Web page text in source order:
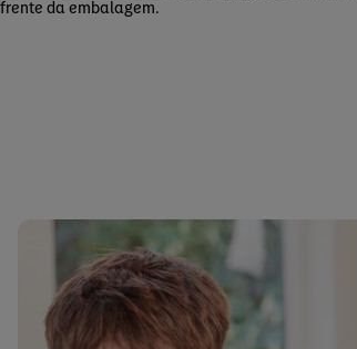
frente da embalagem.